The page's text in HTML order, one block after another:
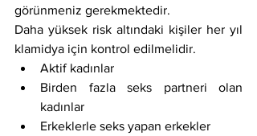
görünmeniz gerekmektedir.
Daha yüksek risk altındaki kişiler her yıl
klamidya için kontrol edilmelidir.
Aktif kadınlar
Birden fazla seks partneri olan
kadınlar
Erkeklerle seks yapan erkekler